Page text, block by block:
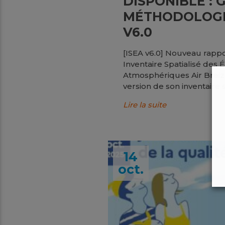
V6.0
[ISEA v6.0] Nouveau
Inventaire Spatialisé des
Atmosphériques Air
version de son inventaire
Lire la suite
14
oct.